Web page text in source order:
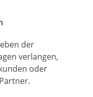
der
verlangen,
oder